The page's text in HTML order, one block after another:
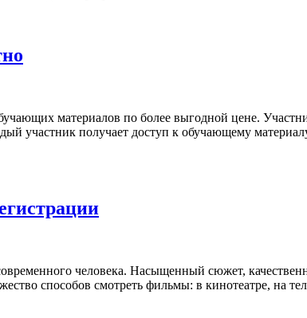
материалов по более выгодной цене.
участник получает доступ к обучающему
человека. Насыщенный сюжет,
способов смотреть фильмы: в кинотеатре, на